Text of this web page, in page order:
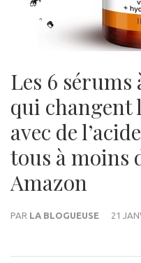
Les 6 sérums
qui changent
avec de
tous à moins
Amazon
PAR LA BLOGUEUSE 21